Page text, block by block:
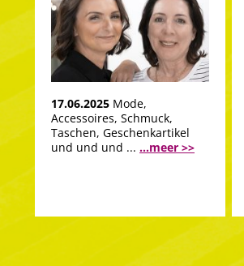
17.06.2025 Mode,
Accessoires, Schmuck,
Taschen, Geschenkartikel
und und und ... ...meer >>